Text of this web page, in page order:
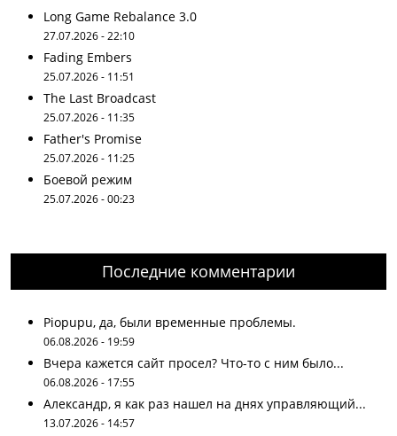
Long Game Rebalance 3.0
27.07.2026 - 22:10
Fading Embers
25.07.2026 - 11:51
The Last Broadcast
25.07.2026 - 11:35
Father's Promise
25.07.2026 - 11:25
Боевой режим
25.07.2026 - 00:23
Последние комментарии
Piopupu, да, были временные проблемы.
06.08.2026 - 19:59
Вчера кажется сайт просел? Что-то с ним было...
06.08.2026 - 17:55
Александр, я как раз нашел на днях управляющий...
13.07.2026 - 14:57